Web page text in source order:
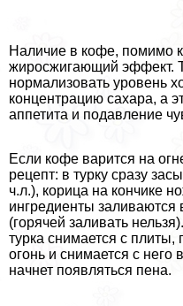
Наличие в кофе, помимо
жиросжигающий эффект.
нормализовать уровень
концентрацию сахара, а
аппетита и подавление
Если кофе варится на
рецепт: в турку сразу
ч.л.), корица на кончике
ингредиенты
(горячей заливать
турка снимается с
огонь и снимается с него
начнет появляться пена.